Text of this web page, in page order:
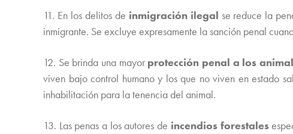
11. En los delitos de inmigración ilegal se reduce la
inmigrante. Se excluye expresamente la sanción penal
12. Se brinda una mayor protección penal a los
viven bajo control humano y los que no viven en estado
inhabilitación para la tenencia del animal.
13. Las penas a los autores de incendios forestales